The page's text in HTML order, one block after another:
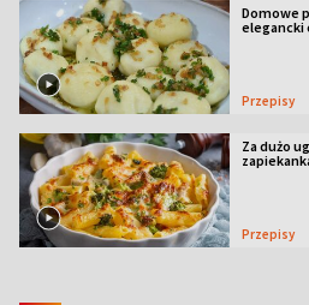
Domowe
elegancki
Przepisy
Za dużo
Przepisy